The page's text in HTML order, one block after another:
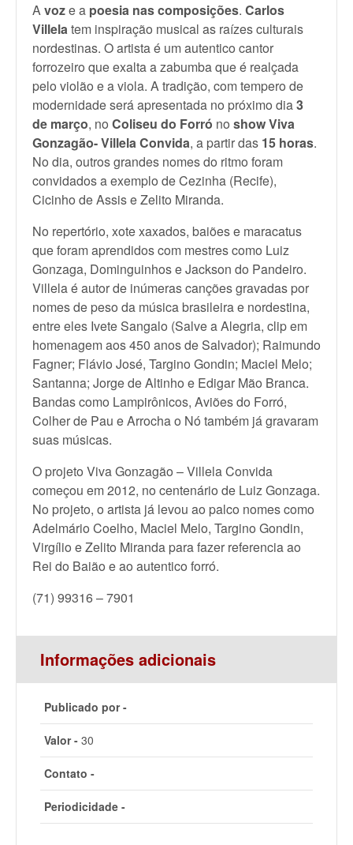
Avoze a poesia nas composições. Carlos
Villelatem inspiração musical as raízes culturais
nordestinas. O artista é um autentico cantor
forrozeiro que exalta a zabumba que é realçada
pelo violão e a viola. A tradição, com tempero de
modernidade será apresentada no próximo dia3
de março, no Coliseu do Forró no showViva
Gonzagão- Villela Convida, a partir das 15 horas.
No dia, outros grandes nomes do ritmo foram
convidados a exemplo de Cezinha (Recife),
Cicinho de Assis e Zelito Miranda.
No repertório, xote xaxados, baiões e maracatus
que foram aprendidos com mestres como Luiz
Gonzaga, Dominguinhos e Jackson do Pandeiro.
Villela é autor de inúmeras canções gravadas por
nomes de peso da música brasileira e nordestina,
entre eles Ivete Sangalo (Salve a Alegria, clip em
homenagem aos 450 anos de Salvador); Raimundo
Fagner; Flávio José, Targino Gondin; Maciel Melo;
Santanna; Jorge de Altinho e Edigar Mão Branca.
Bandas como Lampirônicos, Aviões do Forró,
Colher de Pau e Arrocha o Nó também já gravaram
suas músicas.
O projeto Viva Gonzagão – Villela Convida
começou em 2012, no centenário de Luiz Gonzaga.
No projeto, o artista já levou ao palco nomes como
Adelmário Coelho, Maciel Melo, Targino Gondin,
Virgílio e Zelito Miranda para fazer referencia ao
Rei do Baião e ao autentico forró.
(71) 99316 – 7901
Informações adicionais
Publicado por -
Valor - 30
Contato -
Periodicidade -